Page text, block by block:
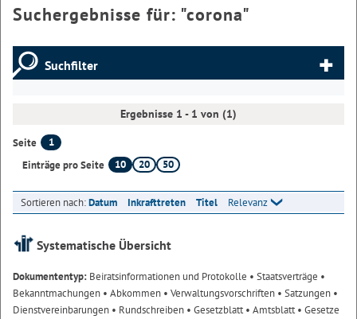
Suchergebnisse für: "corona"
Suchfilter
Ergebnisse 1 - 1 von (1)
Seite
1
Einträge pro Seite
10 20 50
Sortieren nach:Datum Inkrafttreten Titel Relevanz
Systematische Übersicht
Dokumententyp: Beiratsinformationen und Protokolle • Staatsverträge •
Bekanntmachungen • Abkommen • Verwaltungsvorschriften • Satzungen •
Dienstvereinbarungen • Rundschreiben • Gesetzblatt• Amtsblatt• Gesetze